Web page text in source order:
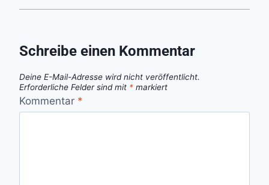
Schreibe einen Kommentar
Deine E-Mail-Adresse wird nicht veröffentlicht.
Erforderliche Felder sind mit * markiert
Kommentar *